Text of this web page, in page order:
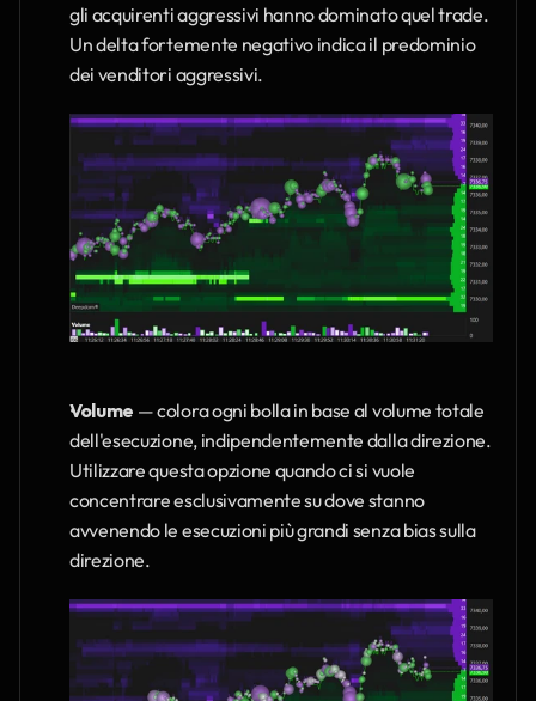
gli acquirenti aggressivi hanno dominato quel trade.
Un delta fortemente negativo indica il predominio
dei venditori aggressivi.
Volume — colora ogni bolla in base al volume totale
dell'esecuzione, indipendentemente dalla direzione.
Utilizzare questa opzione quando ci si vuole
concentrare esclusivamente su dove stanno
avvenendo le esecuzioni più grandi senza bias sulla
direzione.